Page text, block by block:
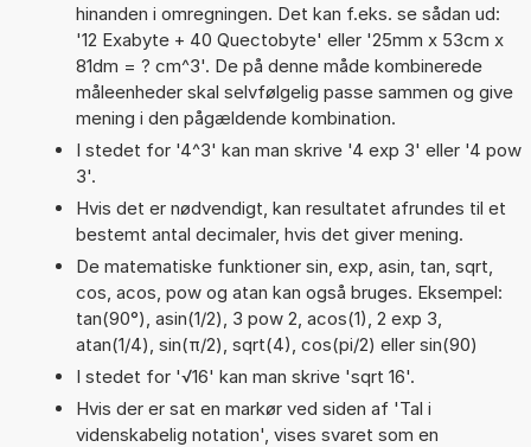
hinanden i omregningen. Det kan f.eks. se sådan ud:
'12 Exabyte + 40 Quectobyte' eller '25mm x 53cm x
81dm = ? cm^3'. De på denne måde kombinerede
måleenheder skal selvfølgelig passe sammen og give
mening i den pågældende kombination.
I stedet for '4^3' kan man skrive '4 exp 3' eller '4 pow
3'.
Hvis det er nødvendigt, kan resultatet afrundes til et
bestemt antal decimaler, hvis det giver mening.
De matematiske funktioner sin, exp, asin, tan, sqrt,
cos, acos, pow og atan kan også bruges. Eksempel:
tan(90°), asin(1/2), 3 pow 2, acos(1), 2 exp 3,
atan(1/4), sin(π/2), sqrt(4), cos(pi/2) eller sin(90)
I stedet for '√16' kan man skrive 'sqrt 16'.
Hvis der er sat en markør ved siden af 'Tal i
videnskabelig notation', vises svaret som en